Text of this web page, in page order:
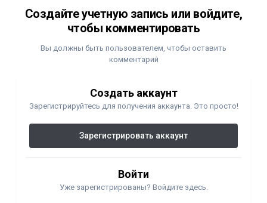
Создайте учетную запись или войдите,
чтобы комментировать
Вы должны быть пользователем, чтобы оставить
комментарий
Создать аккаунт
Зарегистрируйтесь для получения аккаунта. Это просто!
Зарегистрировать аккаунт
Войти
Уже зарегистрированы? Войдите здесь.